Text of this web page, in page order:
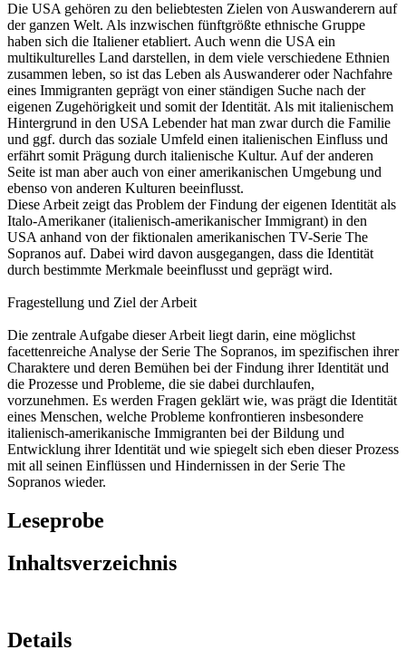
Die USA gehören zu den beliebtesten Zielen von Auswanderern auf
der ganzen Welt. Als inzwischen fünftgrößte ethnische Gruppe
haben sich die Italiener etabliert. Auch wenn die USA ein
multikulturelles Land darstellen, in dem viele verschiedene Ethnien
zusammen leben, so ist das Leben als Auswanderer oder Nachfahre
eines Immigranten geprägt von einer ständigen Suche nach der
eigenen Zugehörigkeit und somit der Identität. Als mit italienischem
Hintergrund in den USA Lebender hat man zwar durch die Familie
und ggf. durch das soziale Umfeld einen italienischen Einfluss und
erfährt somit Prägung durch italienische Kultur. Auf der anderen
Seite ist man aber auch von einer amerikanischen Umgebung und
ebenso von anderen Kulturen beeinflusst.
Diese Arbeit zeigt das Problem der Findung der eigenen Identität als
Italo-Amerikaner (italienisch-amerikanischer Immigrant) in den
USA anhand von der fiktionalen amerikanischen TV-Serie The
Sopranos auf. Dabei wird davon ausgegangen, dass die Identität
durch bestimmte Merkmale beeinflusst und geprägt wird.
Fragestellung und Ziel der Arbeit
Die zentrale Aufgabe dieser Arbeit liegt darin, eine möglichst
facettenreiche Analyse der Serie The Sopranos, im spezifischen ihrer
Charaktere und deren Bemühen bei der Findung ihrer Identität und
die Prozesse und Probleme, die sie dabei durchlaufen,
vorzunehmen. Es werden Fragen geklärt wie, was prägt die Identität
eines Menschen, welche Probleme konfrontieren insbesondere
italienisch-amerikanische Immigranten bei der Bildung und
Entwicklung ihrer Identität und wie spiegelt sich eben dieser Prozess
mit all seinen Einflüssen und Hindernissen in der Serie The
Sopranos wieder.
Leseprobe
Inhaltsverzeichnis
Details